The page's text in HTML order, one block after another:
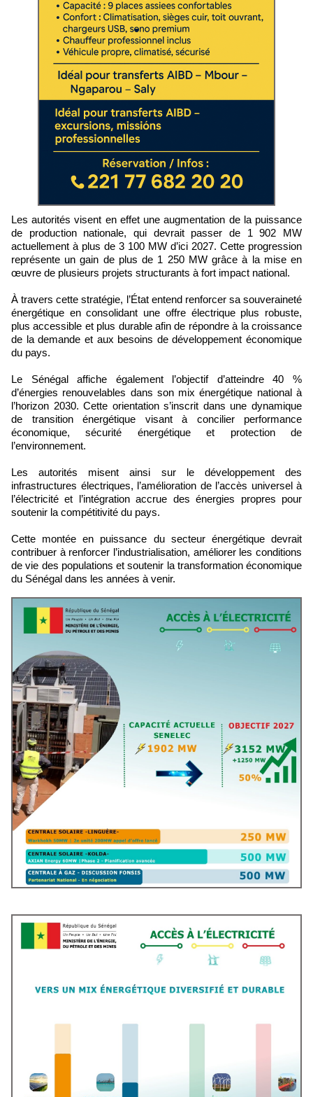
Les autorités visent en effet une augmentation de la puissance
de production nationale, qui devrait passer de 1 902 MW
actuellement à plus de 3 100 MW d’ici 2027. Cette progression
représente un gain de plus de 1 250 MW grâce à la mise en
œuvre de plusieurs projets structurants à fort impact national.
À travers cette stratégie, l’État entend renforcer sa souveraineté
énergétique en consolidant une offre électrique plus robuste,
plus accessible et plus durable afin de répondre à la croissance
de la demande et aux besoins de développement économique
du pays.
Le Sénégal affiche également l’objectif d’atteindre 40 %
d’énergies renouvelables dans son mix énergétique national à
l’horizon 2030. Cette orientation s’inscrit dans une dynamique
de transition énergétique visant à concilier performance
économique, sécurité énergétique et protection de
l’environnement.
Les autorités misent ainsi sur le développement des
infrastructures électriques, l’amélioration de l’accès universel à
l’électricité et l’intégration accrue des énergies propres pour
soutenir la compétitivité du pays.
Cette montée en puissance du secteur énergétique devrait
contribuer à renforcer l’industrialisation, améliorer les conditions
de vie des populations et soutenir la transformation économique
du Sénégal dans les années à venir.